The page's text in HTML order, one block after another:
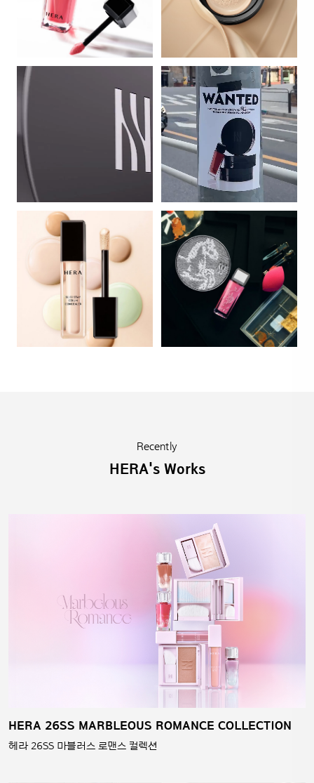
Recently
HERA's Works
HERA 26SS MARBLEOUS ROMANCE COLLECTION
헤라 26SS 마블러스 로맨스 컬렉션